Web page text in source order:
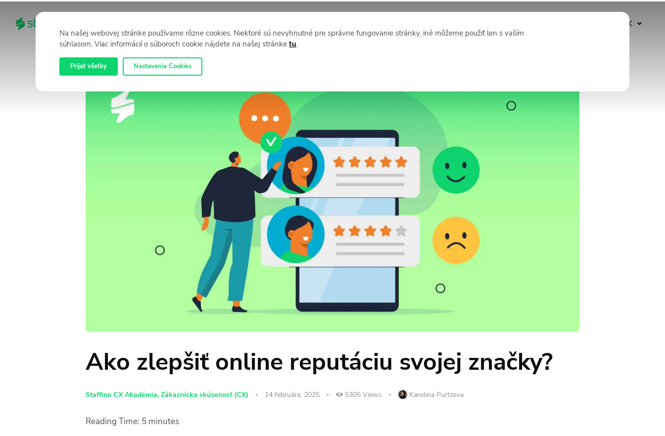
SK
Ako zlepšiť online reputáciu svojej značky?
Staffino CX Akadémia, Zákaznícka skúsenosť (CX) 14 februára, 2025 5305 Views Karolina Purtzova
Reading Time: 5 minutes
Na našej webovej stránke používame rôzne cookies. Niektoré sú nevyhnutné pre správne fungovanie stránky, iné môžeme použiť len s vaším
súhlasom. Viac informácií o súboroch cookie nájdete na našej stránke tu.
Prijať všetky Nastavenia Cookies